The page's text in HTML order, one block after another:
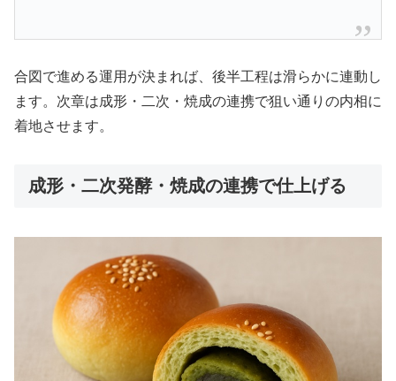
合図で進める運用が決まれば、後半工程は滑らかに連動し
ます。次章は成形・二次・焼成の連携で狙い通りの内相に
着地させます。
成形・二次発酵・焼成の連携で仕上げる